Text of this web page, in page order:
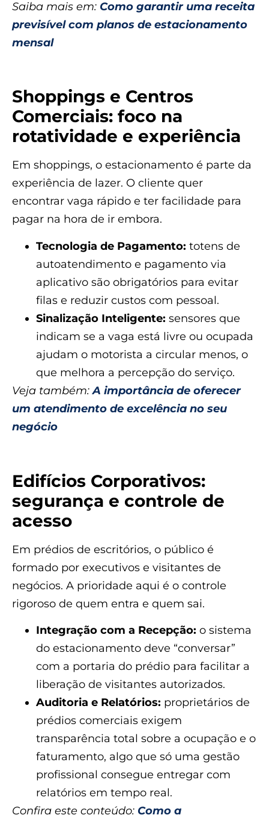
Saiba mais em: Como garantir uma receita
previsível com planos de estacionamento
mensal
Shoppings e Centros
Comerciais: foco na
rotatividade e experiência
Em shoppings, o estacionamento é parte da
experiência de lazer. O cliente quer
encontrar vaga rápido e ter facilidade para
pagar na hora de ir embora.
Tecnologia de Pagamento: totens de
autoatendimento e pagamento via
aplicativo são obrigatórios para evitar
filas e reduzir custos com pessoal.
Sinalização Inteligente: sensores que
indicam se a vaga está livre ou ocupada
ajudam o motorista a circular menos, o
que melhora a percepção do serviço.
Veja também: A importância de oferecer
um atendimento de excelência no seu
negócio
Edifícios Corporativos:
segurança e controle de
acesso
Em prédios de escritórios, o público é
formado por executivos e visitantes de
negócios. A prioridade aqui é o controle
rigoroso de quem entra e quem sai.
Integração com a Recepção: o sistema
do estacionamento deve “conversar”
com a portaria do prédio para facilitar a
liberação de visitantes autorizados.
Auditoria e Relatórios: proprietários de
prédios comerciais exigem
transparência total sobre a ocupação e o
faturamento, algo que só uma gestão
profissional consegue entregar com
relatórios em tempo real.
Confira este conteúdo: Como a